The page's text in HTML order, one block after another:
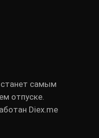
станет самым
отпуске.
Diex.me